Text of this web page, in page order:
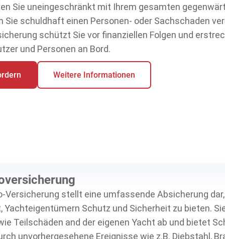
Sie uneingeschränkt mit Ihrem gesamten
Sie schuldhaft einen Personen- oder Sachschaden
schützt Sie vor finanziellen Folgen und
und Personen an Bord.
Weitere Informationen
Versicherung stellt eine umfassende Absicherung
Schutz und Sicherheit zu bieten.
Teilschäden and der eigenen Yacht ab und bietet
unvorhergesehene Ereignisse wie z.B. Diebstahl,